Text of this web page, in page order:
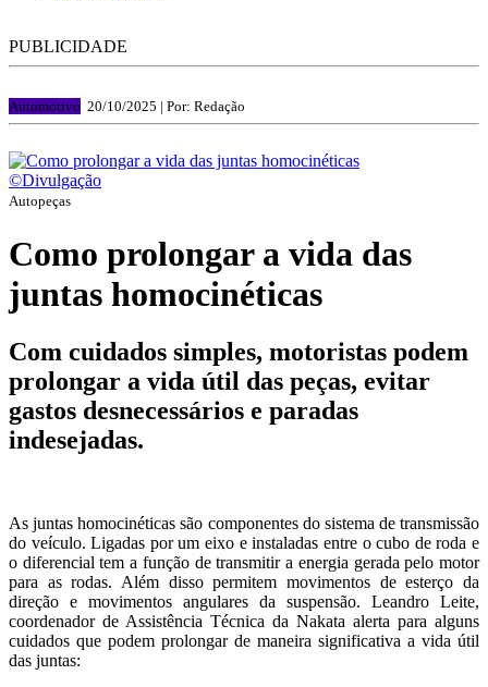
PUBLICIDADE
Automotivo 20/10/2025 | Por: Redação
©Divulgação
Autopeças
Como prolongar a vida das
juntas homocinéticas
Com cuidados simples, motoristas podem
prolongar a vida útil das peças, evitar
gastos desnecessários e paradas
indesejadas.
As juntas homocinéticas são componentes do sistema de transmissão
do veículo. Ligadas por um eixo e instaladas entre o cubo de roda e
o diferencial tem a função de transmitir a energia gerada pelo motor
para as rodas. Além disso permitem movimentos de esterço da
direção e movimentos angulares da suspensão. Leandro Leite,
coordenador de Assistência Técnica da Nakata alerta para alguns
cuidados que podem prolongar de maneira significativa a vida útil
das juntas: